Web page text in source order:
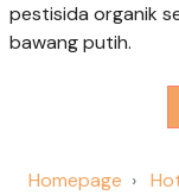
pestisida organik
bawang putih.
Homepage